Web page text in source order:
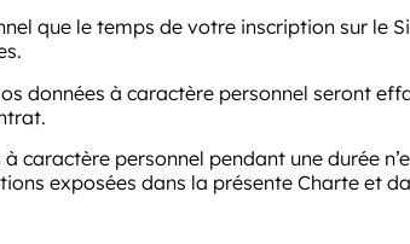
que le temps de votre inscription sur le
données à caractère personnel seront
caractère personnel pendant une durée
exposées dans la présente Charte et